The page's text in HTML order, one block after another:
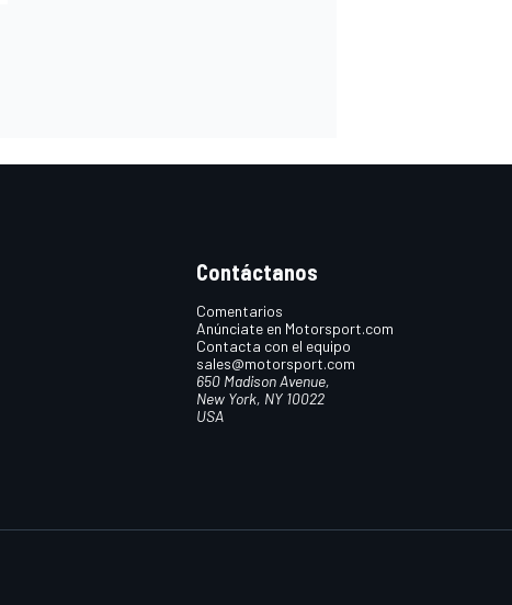
Contáctanos
Comentarios
Anúnciate en Motorsport.com
Contacta con el equipo
sales@motorsport.com
650 Madison Avenue,
New York, NY 10022
USA